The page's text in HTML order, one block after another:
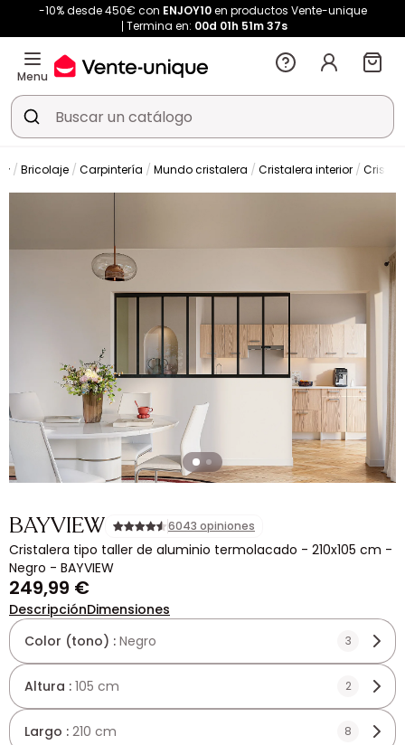
-10% desde 450€ con ENJOY10en productos Vente-unique
Termina en: 00d 01h 51m 36s
Menu
Bricolaje Carpintería Mundo cristalera Cristalera interior
BAYVIEW 6043 opiniones
Cristalera tipo taller de aluminio termolacado - 210x105 cm -
Negro - BAYVIEW
249,99 €
DescripciónDimensiones
Color (tono) : Negro 3
Altura : 105 cm 2
Largo : 210 cm 8